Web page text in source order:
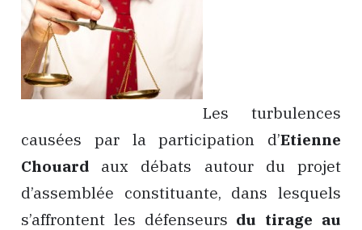
Les turbulences
causées par la participation d’Etienne
Chouard aux débats autour du projet
d’assemblée constituante, dans lesquels
s’affrontent les défenseurs du tirage au